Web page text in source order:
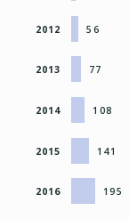
56
2012
77
2013
108
2014
141
2015
195
2016